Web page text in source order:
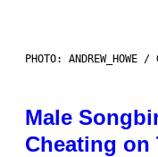
PHOTO: ANDREW_HOWE /
Male
Cheating on